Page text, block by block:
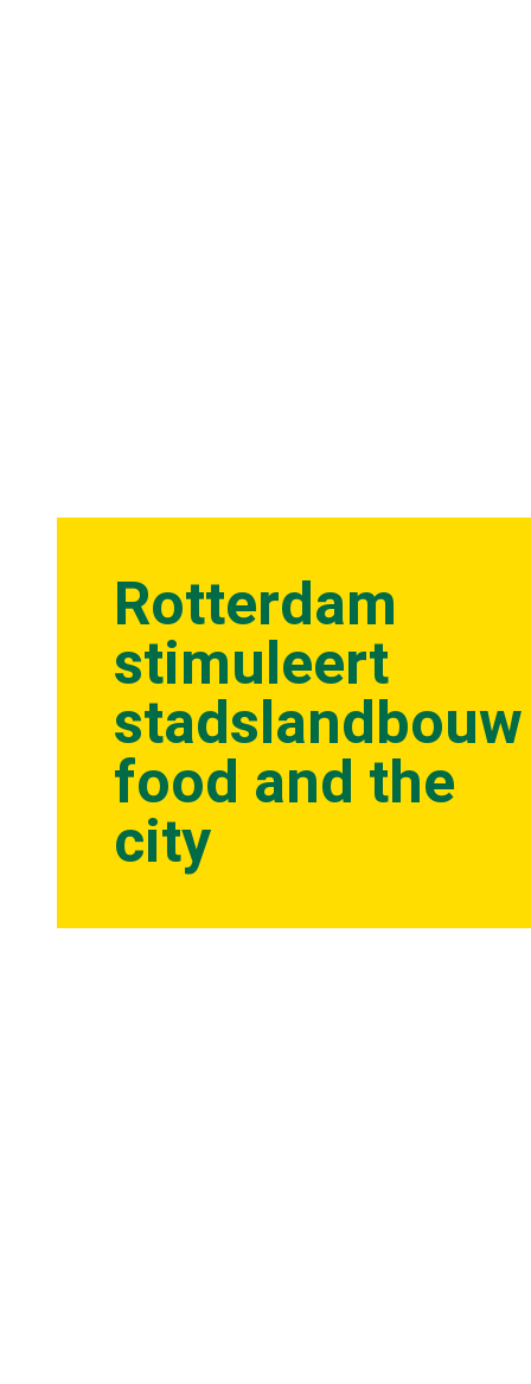
Rotterdam
stimuleert
stadslandbouw
food and the
city